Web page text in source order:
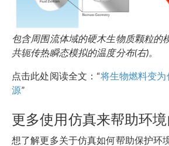
包含周围流体域的硬木生物质颗粒的
共轭传热瞬态模拟的温度分布(右)。
点击此处阅读全文：“将生物燃料变
源”
更多使用仿真来帮助环
想了解更多关于仿真如何帮助保护环